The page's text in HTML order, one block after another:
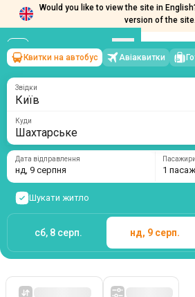
Would you like to view the site in
version of the site.
Київ→Шахтарське
нд, 9 серпня/1 пасажир
Квитки на автобус Авіаквитки
Звідки
Куди
Дата відправлення
нд, 9 серпня
Пасажири
1
Шукати житло
сб, 8 серп. нд, 9 серп.